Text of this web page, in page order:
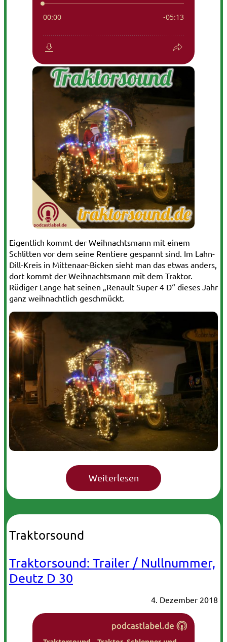
Eigentlich kommt der Weihnachtsmann mit einem
Schlitten vor dem seine Rentiere gespannt sind. Im Lahn-
Dill-Kreis in Mittenaar-Bicken sieht man das etwas anders,
dort kommt der Weihnachtsmann mit dem Traktor.
Rüdiger Lange hat seinen „Renault Super 4 D“ dieses Jahr
ganz weihnachtlich geschmückt.
Traktorsound
Traktorsound: Trailer / Nullnummer,
Deutz D 30
4. Dezember 2018